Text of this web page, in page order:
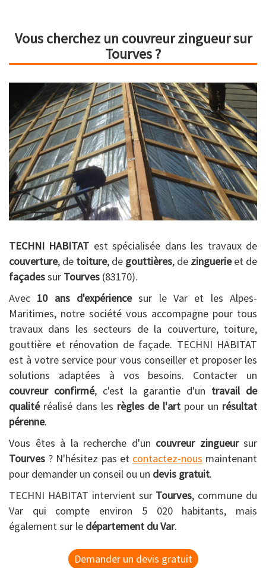
Vous cherchez un couvreur zingueur sur
Tourves ?
TECHNI HABITAT est spécialisée dans les travaux de
couverture, de toiture, de gouttières, de zinguerieet de
façadessur Tourves (83170).
Avec 10 ans d'expériencesur le Var et les Alpes-
Maritimes, notre société vous accompagne pour tous
travaux dans les secteurs de la couverture, toiture,
gouttière et rénovation de façade. TECHNI HABITAT
est à votre service pour vous conseiller et proposer les
solutions adaptées à vos besoins. Contacter un
couvreur confirmé, c'est la garantie d'un travail de
qualitéréalisé dans les règles de l'art pour un résultat
pérenne.
Vous êtes à la recherche d'un couvreur zingueursur
Tourves ? N'hésitez pas et contactez-nous maintenant
pour demander un conseil ou un devis gratuit.
TECHNI HABITAT intervient sur Tourves, commune du
Var qui compte environ 5 020 habitants, mais
également sur le département du Var.
Demander un devis gratuit